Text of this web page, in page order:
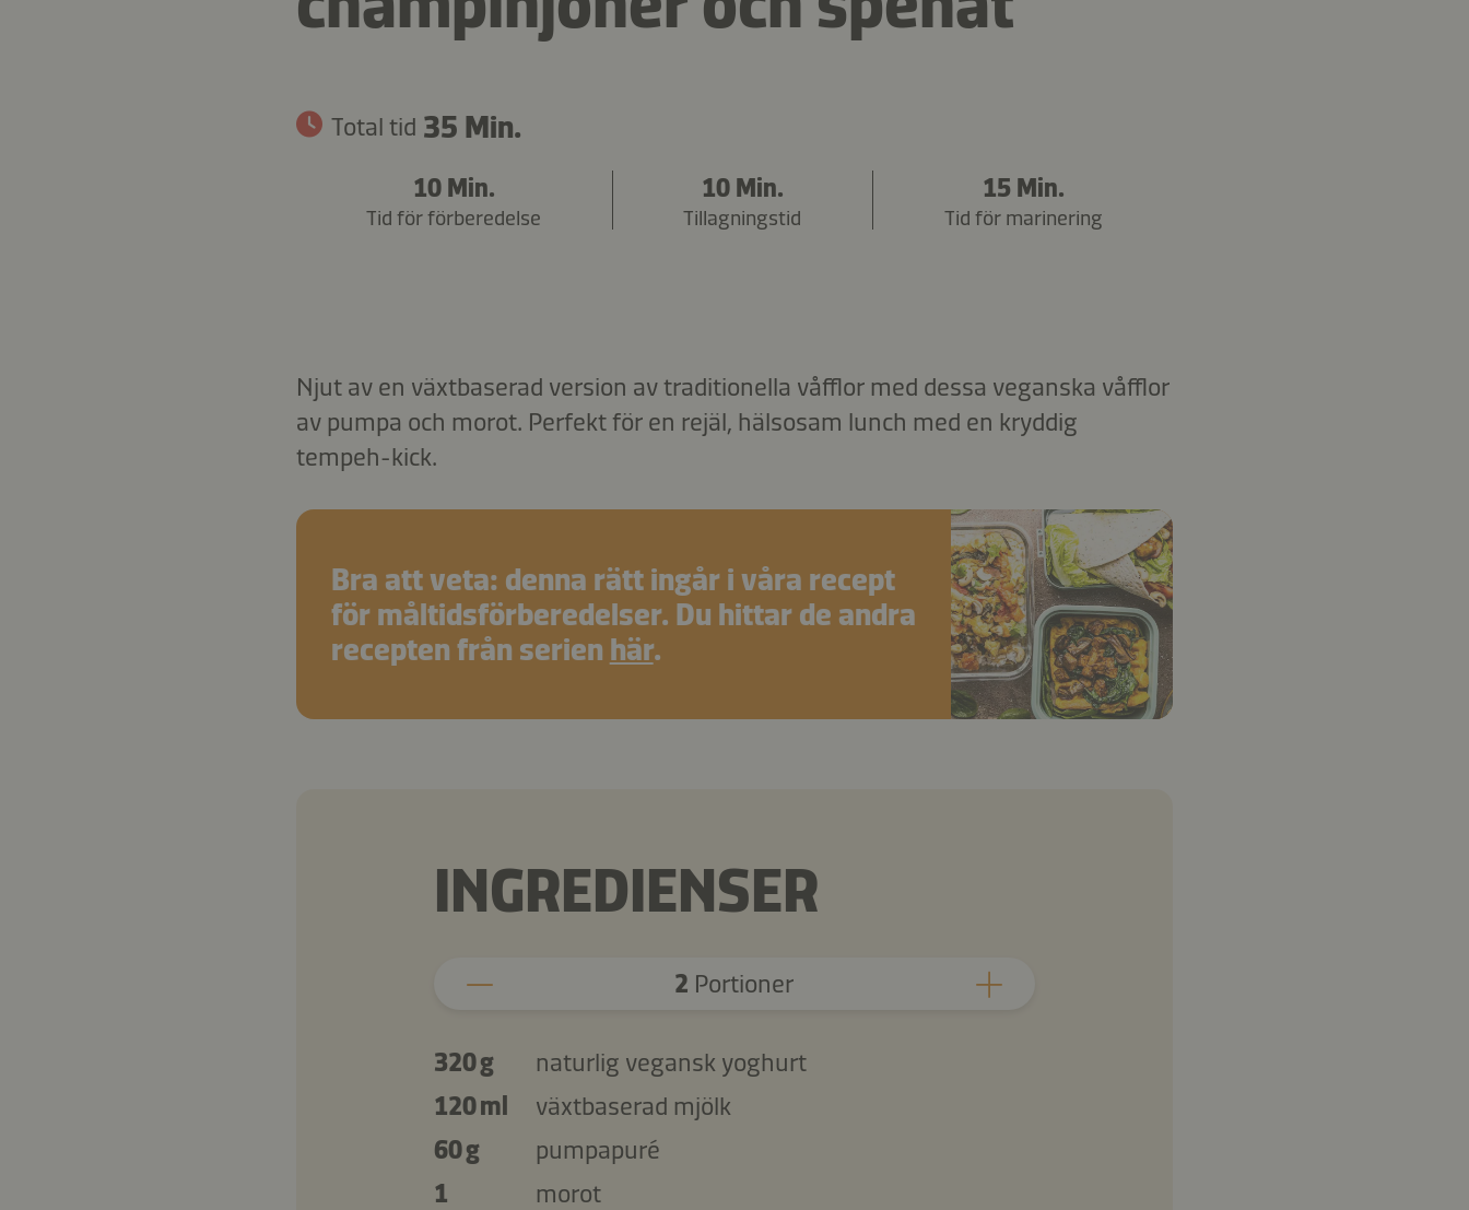
Total tid 35 Min.
10 Min.
Tid för förberedelse
10 Min.
Tillagningstid
15 Min.
Tid för marinering
Njut av en växtbaserad version av traditionella våfflor med dessa veganska våfflor
av pumpa och morot. Perfekt för en rejäl, hälsosam lunch med en kryddig
tempeh-kick.
Bra att veta: denna rätt ingår i våra recept
för måltidsförberedelser. Du hittar de andra
recepten från serien här.
INGREDIENSER
2 Portioner
320 g
naturlig vegansk yoghurt
120 ml
växtbaserad mjölk
60 g
pumpapuré
1
morot